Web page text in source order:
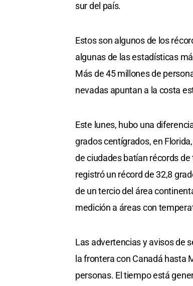
sur del país.
Estos son algunos de los
algunas de las estadísticas
Más de 45 millones de
nevadas apuntan a la costa
Este lunes, hubo una
grados centígrados, en
de ciudades batían récords
registró un récord de 32,8
de un tercio del área
medición a áreas con
Las advertencias y avisos de
la frontera con Canadá hasta
personas. El tiempo está